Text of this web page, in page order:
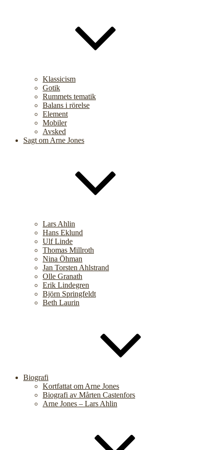
Klassicism
Gotik
Rummets tematik
Balans i rörelse
Element
Mobiler
Avsked
Sagt om Arne Jones
Lars Ahlin
Hans Eklund
Ulf Linde
Thomas Millroth
Nina Öhman
Jan Torsten Ahlstrand
Olle Granath
Erik Lindegren
Björn Springfeldt
Beth Laurin
Biografi
Kortfattat om Arne Jones
Biografi av Mårten Castenfors
Arne Jones – Lars Ahlin